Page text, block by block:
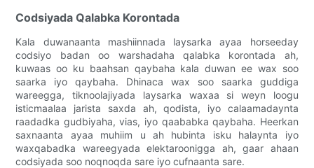
Codsiyada Qalabka Korontada
Kala duwanaanta mashiinnada laysarka ayaa horseeday
codsiyo badan oo warshadaha qalabka korontada ah,
kuwaas oo ku baahsan qaybaha kala duwan ee wax soo
saarka iyo qaybaha. Dhinaca wax soo saarka guddiga
wareegga, tiknoolajiyada laysarka waxaa si weyn loogu
isticmaalaa jarista saxda ah, qodista, iyo calaamadaynta
raadadka gudbiyaha, vias, iyo qaababka qaybaha. Heerkan
saxnaanta ayaa muhiim u ah hubinta isku halaynta iyo
waxqabadka wareegyada elektaroonigga ah, gaar ahaan
codsiyada soo noqnoqda sare iyo cufnaanta sare.